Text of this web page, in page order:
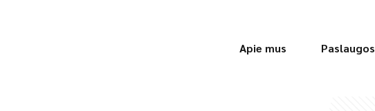
Apie mus Paslaugos